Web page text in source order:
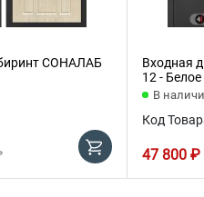
СОНАЛАБ
Входная
12 -
В
Код
47 800 ₽